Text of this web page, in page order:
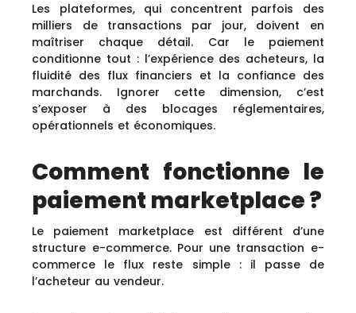
Les plateformes, qui concentrent parfois des
milliers de transactions par jour, doivent en
maîtriser chaque détail. Car le paiement
conditionne tout : l’expérience des acheteurs, la
fluidité des flux financiers et la confiance des
marchands. Ignorer cette dimension, c’est
s’exposer à des blocages réglementaires,
opérationnels et économiques.
Comment fonctionne le
paiement marketplace ?
Le paiement marketplace est différent d’une
structure e-commerce. Pour une transaction e-
commerce le flux reste simple : il passe de
l’acheteur au vendeur.